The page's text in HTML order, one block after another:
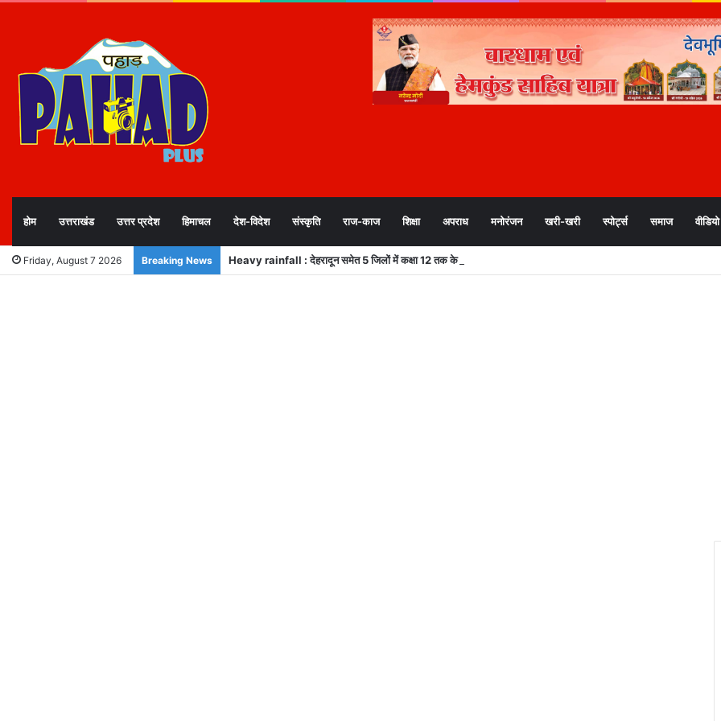
होम उत्तराखंड उत्तर प्रदेश हिमाचल देश-विदेश संस्कृति राज-काज शिक्षा अपराध मनोरंजन खरी-खरी स्पोर्ट्स समाज वीडियो
Friday, August 7 2026 Breaking News Heavy rainfall : देहरादून समेत 5 जिलों में कक्षा 12 तक के स्कूल, आंगनबाड़ी केंद्र बंद; अलर्ट जारी